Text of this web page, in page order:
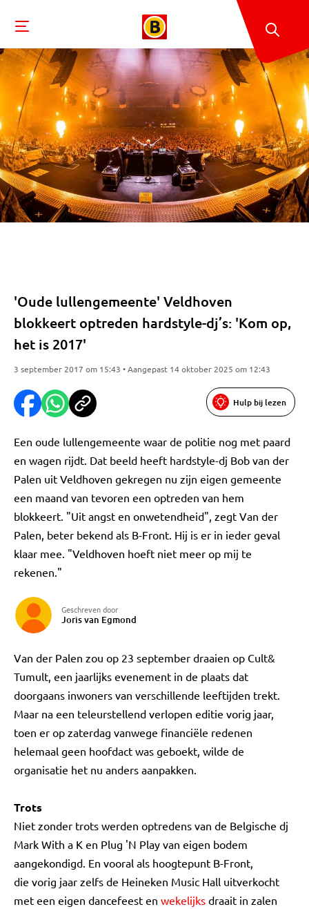
'Oude lullengemeente' Veldhoven
blokkeert optreden hardstyle-dj’s: 'Kom op,
het is 2017'
3 september 2017 om 15:43 • Aangepast 14 oktober 2025 om 12:43
Hulp bij lezen
Een oude lullengemeente waar de politie nog met paard
en wagen rijdt. Dat beeld heeft hardstyle-dj Bob van der
Palen uit Veldhoven gekregen nu zijn eigen gemeente
een maand van tevoren een optreden van hem
blokkeert. "Uit angst en onwetendheid", zegt Van der
Palen, beter bekend als B-Front. Hij is er in ieder geval
klaar mee. "Veldhoven hoeft niet meer op mij te
rekenen."
Geschreven door
Joris van Egmond
Van der Palen zou op 23 september draaien op Cult&
Tumult, een jaarlijks evenement in de plaats dat
doorgaans inwoners van verschillende leeftijden trekt.
Maar na een teleurstellend verlopen editie vorig jaar,
toen er op zaterdag vanwege financiële redenen
helemaal geen hoofdact was geboekt, wilde de
organisatie het nu anders aanpakken.
Trots
Niet zonder trots werden optredens van de Belgische dj
Mark With a K en Plug 'N Play van eigen bodem
aangekondigd. En vooral als hoogtepunt B-Front,
die vorig jaar zelfs de Heineken Music Hall uitverkocht
met een eigen dancefeest en wekelijks draait in zalen